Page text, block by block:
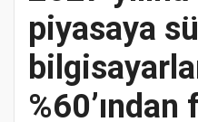
piyasaya
%60’ından